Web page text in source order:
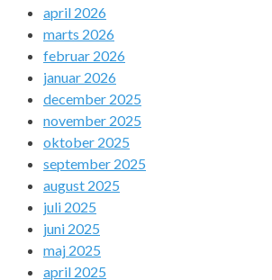
april 2026
marts 2026
februar 2026
januar 2026
december 2025
november 2025
oktober 2025
september 2025
august 2025
juli 2025
juni 2025
maj 2025
april 2025